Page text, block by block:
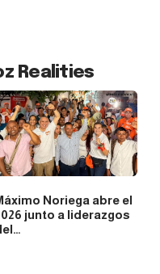
Realities
Noriega abre el
junto a liderazgos